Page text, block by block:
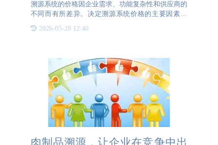
溯源系统的价格因企业需求、功能复杂性和供应商的
不同而有所差异。决定溯源系统价格的主要因素包
括：1、功能模块：溯源系统的基本功能包括数据采
集、存储和分析。如果企业需要额外的功能，如质量
2026-05-28 12:40
肉制品溯源，让企业在竞争中出